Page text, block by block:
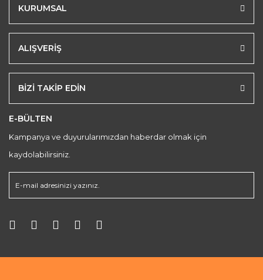
KURUMSAL
ALIŞVERİŞ
BİZİ TAKİP EDİN
E-BÜLTEN
Kampanya ve duyurularımızdan haberdar olmak için
kaydolabilirsiniz.